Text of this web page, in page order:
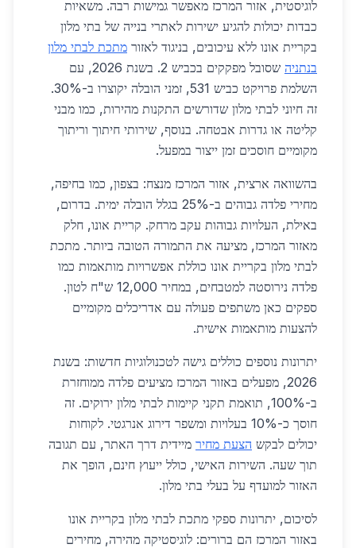
לוגיסטית, אזור המרכז מאפשר גמישות רבה. משאיות
כבדות יכולות להגיע ישירות לאתרי בנייה של בתי מלון
בקריית אונו ללא עיכובים, בניגוד לאזור מתכת לבתי מלון
בנתניה
שסובל מפקקים בכביש 2. בשנת 2026, עם
השלמת פרויקט כביש 531, זמני הובלה יקוצרו ב-30%.
זה חיוני לבתי מלון שדורשים התקנות מהירות, כמו מבני
קליטה או גדרות אבטחה. בנוסף, שירותי חיתוך וריתוך
מקומיים חוסכים זמן ייצור במפעל.
בהשוואה ארצית, אזור המרכז מנצח: בצפון, כמו בחיפה,
מחירי פלדה גבוהים ב-25% בגלל הובלה ימית. בדרום,
באילת, העלויות גבוהות עקב מרחק. קריית אונו, חלק
מאזור המרכז, מציעה את התמורה הטובה ביותר. מתכת
לבתי מלון בקריית אונו כוללת אפשרויות מותאמות כמו
פלדה נירוסטה למטבחים, במחיר 12,000 ש"ח לטון.
ספקים כאן משתפים פעולה עם אדריכלים מקומיים
להצעות מותאמות אישית.
יתרונות נוספים כוללים גישה לטכנולוגיות חדשות: בשנת
2026, מפעלים באזור המרכז מציעים פלדה ממוחזרת
ב-100%, תואמת תקני קיימות לבתי מלון ירוקים. זה
חוסך כ-10% בעלויות ומשפר דירוג אנרגטי. לקוחות
יכולים לבקש הצעת מחיר מיידית דרך האתר, עם תגובה
תוך שעה. השירות האישי, כולל ייעוץ חינם, הופך את
האזור למועדף על בעלי בתי מלון.
לסיכום, יתרונות ספקי מתכת לבתי מלון בקריית אונו
באזור המרכז הם ברורים: לוגיסטיקה מהירה, מחירים